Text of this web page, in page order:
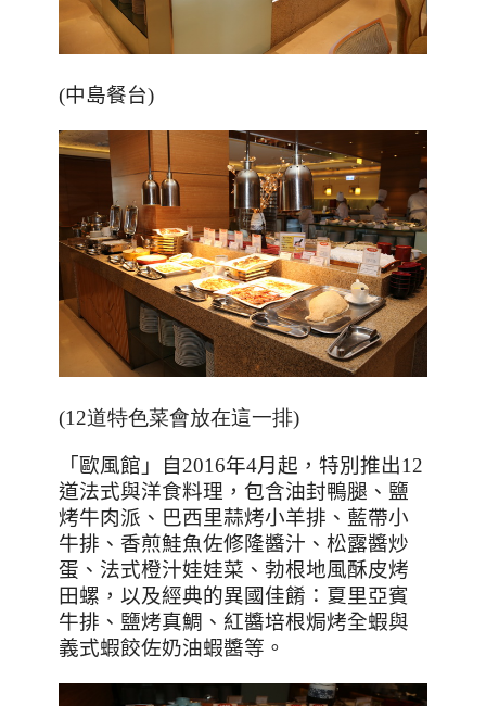
(中島餐台)
(12道特色菜會放在這一排)
「歐風館」自2016年4月起，特別推出12
道法式與洋食料理，包含油封鴨腿、鹽
烤牛肉派、巴西里蒜烤小羊排、藍帶小
牛排、香煎鮭魚佐修隆醬汁、松露醬炒
蛋、法式橙汁娃娃菜、勃根地風酥皮烤
田螺 ，以及經典的異國佳餚：夏里亞賓
牛排、鹽烤真鯛、紅醬培根焗烤全蝦與
義式蝦餃佐奶油蝦醬等。